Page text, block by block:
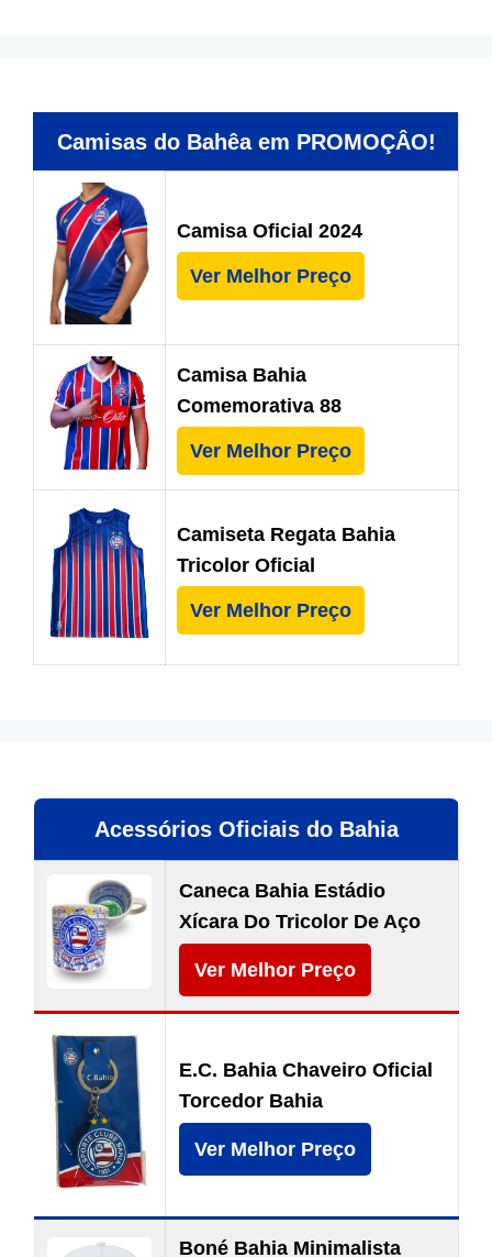
Camisas do Bahêa em PROMOÇÂO!
Camisa Oficial 2024
Ver Melhor Preço
Camisa Bahia
Comemorativa 88
Ver Melhor Preço
Camiseta Regata Bahia
Tricolor Oficial
Ver Melhor Preço
Acessórios Oficiais do Bahia
Caneca Bahia Estádio
Xícara Do Tricolor De Aço
Ver Melhor Preço
E.C. Bahia Chaveiro Oficial
Torcedor Bahia
Ver Melhor Preço
Boné Bahia Minimalista